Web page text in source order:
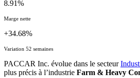
8.91%
Marge nette
+34.68%
Variation 52 semaines
PACCAR Inc. évolue dans le secteur
plus précis à l’industrie Farm & Heavy